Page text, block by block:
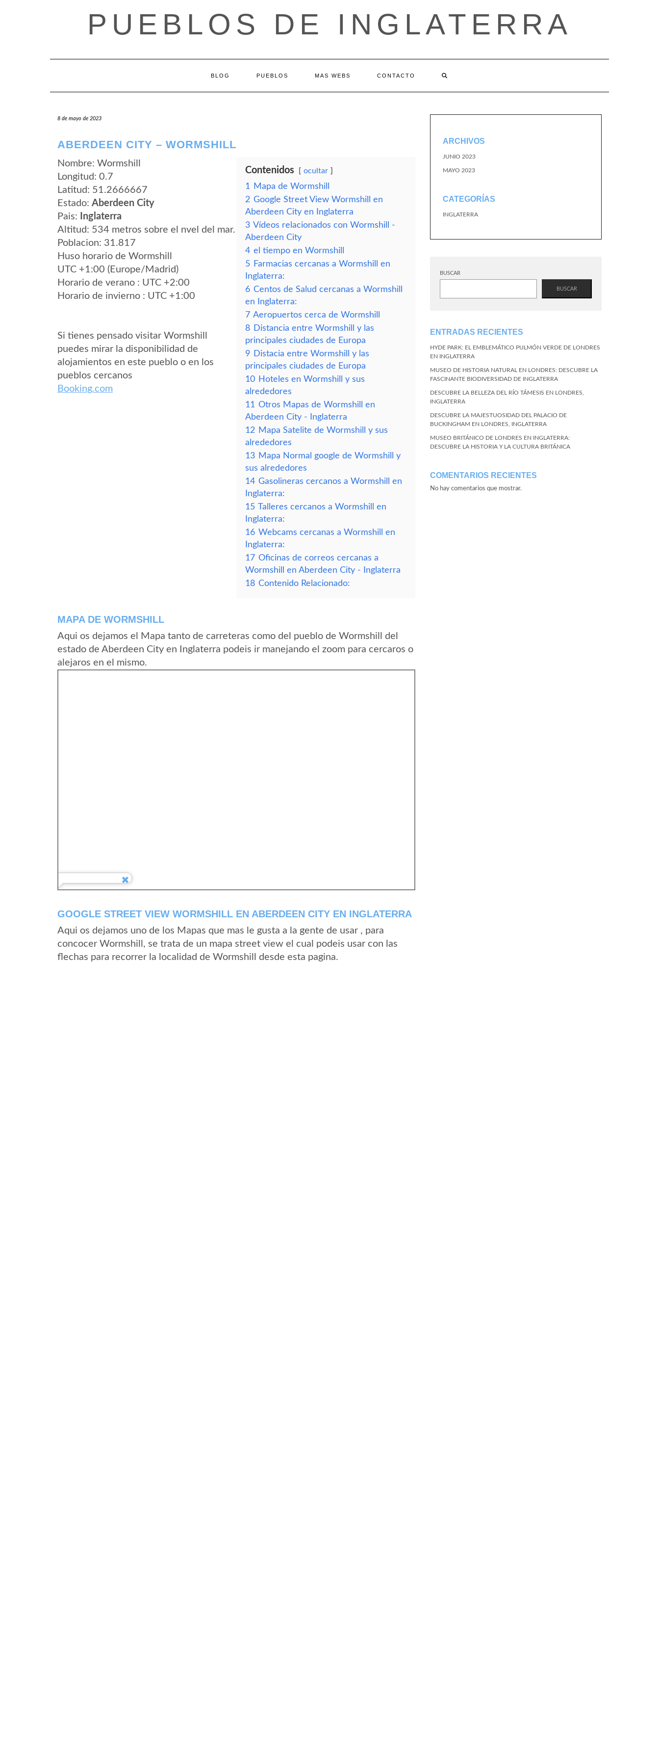
PUEBLOS DE INGLATERRA
BLOG PUEBLOS MAS WEBS CONTACTO
8 de mayo de 2023
ABERDEEN CITY – WORMSHILL
Nombre: Wormshill
Longitud: 0.7
Latitud: 51.2666667
Estado: Aberdeen City
Pais:
Inglaterra
Altitud: 534 metros sobre el nvel del mar.
Poblacion: 31.817
Huso horario de Wormshill
UTC +1:00 (Europe/Madrid)
Horario de verano : UTC +2:00
Horario de invierno : UTC +1:00
Si tienes pensado visitar Wormshill
puedes mirar la disponibilidad de
alojamientos en este pueblo o en los
pueblos cercanos
Booking.com
Contenidos ocultar
1
Mapa de Wormshill
2 Google Street View Wormshill en
Aberdeen City en Inglaterra
3 Vídeos relacionados con Wormshill -
Aberdeen City
4 el tiempo en Wormshill
5 Farmacias cercanas a Wormshill en
Inglaterra:
6 Centos de Salud cercanas a Wormshill
en Inglaterra:
7 Aeropuertos cerca de Wormshill
8 Distancia entre Wormshill y las
principales ciudades de Europa
9 Distacia entre Wormshill y las
principales ciudades de Europa
10 Hoteles en Wormshill y sus
alrededores
11 Otros Mapas de Wormshill en
Aberdeen City - Inglaterra
12 Mapa Satelite de Wormshill y sus
alrededores
13 Mapa Normal google de Wormshill y
sus alrededores
14 Gasolineras cercanos a Wormshill en
Inglaterra:
15 Talleres cercanos a Wormshill en
Inglaterra:
16 Webcams cercanas a Wormshill en
Inglaterra:
17 Oficinas de correos cercanas a
Wormshill en Aberdeen City - Inglaterra
18 Contenido Relacionado:
MAPA DE WORMSHILL
Aqui os dejamos el Mapa tanto de carreteras como del pueblo de Wormshill del
estado de Aberdeen City en Inglaterra podeis ir manejando el zoom para cercaros o
alejaros en el mismo.
GOOGLE STREET VIEW WORMSHILL EN ABERDEEN CITY EN INGLATERRA
Aqui os dejamos uno de los Mapas que mas le gusta a la gente de usar , para
concocer Wormshill, se trata de un mapa street view el cual podeis usar con las
flechas para recorrer la localidad de Wormshill desde esta pagina.
ARCHIVOS
JUNIO 2023
MAYO 2023
CATEGORÍAS
INGLATERRA
BUSCAR
BUSCAR
ENTRADAS RECIENTES
HYDE PARK: EL EMBLEMÁTICO PULMÓN VERDE DE LONDRES
EN INGLATERRA
MUSEO DE HISTORIA NATURAL EN LONDRES: DESCUBRE LA
FASCINANTE BIODIVERSIDAD DE INGLATERRA
DESCUBRE LA BELLEZA DEL RÍO TÁMESIS EN LONDRES,
INGLATERRA
DESCUBRE LA MAJESTUOSIDAD DEL PALACIO DE
BUCKINGHAM EN LONDRES, INGLATERRA
MUSEO BRITÁNICO DE LONDRES EN INGLATERRA:
DESCUBRE LA HISTORIA Y LA CULTURA BRITÁNICA
COMENTARIOS RECIENTES
No hay comentarios que mostrar.